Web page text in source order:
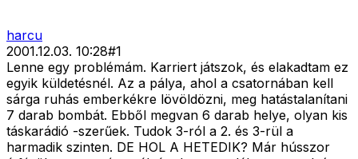
harcu
2001.12.03. 10:28#1
Lenne egy problémám. Karriert játszok, és elakadtam ez
egyik küldetésnél. Az a pálya, ahol a csatornában kell
sárga ruhás emberkékre lövöldözni, meg hatástalanítani
7 darab bombát. Ebből megvan 6 darab helye, olyan kis
táskarádió -szerűek. Tudok 3-ról a 2. és 3-rül a
harmadik szinten. DE HOL A HETEDIK? Már hússzor